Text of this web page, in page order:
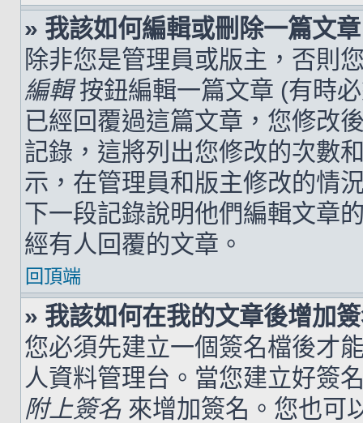
» 我該如何編輯或刪除一篇文
除非您是管理員或版主，否則
編輯按鈕編輯一篇文章 (有時
已經回覆過這篇文章，您修改
記錄，這將列出您修改的次數
示，在管理員和版主修改的情
下一段記錄說明他們編輯文章
經有人回覆的文章。
回頂端
» 我該如何在我的文章後增加
您必須先建立一個簽名檔後才
人資料管理台。當您建立好簽
附上簽名 來增加簽名。您也可